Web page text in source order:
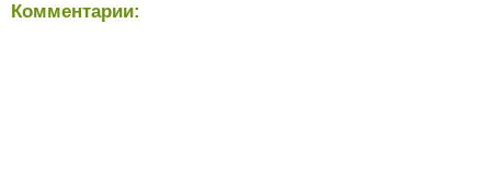
Комментарии: